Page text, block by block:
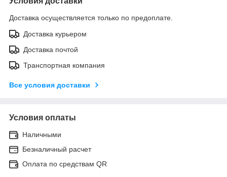
Доставка осуществляется только по предоплате.
Доставка курьером
Доставка почтой
Транспортная компания
Все условия доставки
Условия оплаты
Наличными
Безналичный расчет
Оплата по средствам QR